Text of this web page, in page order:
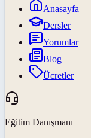
Anasayfa
Dersler
Yorumlar
Blog
Ücretler
Eğitim Danışmanı